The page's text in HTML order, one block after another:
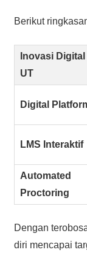
Berikut
Inovasi Digital
UT
Digital
LMS Interaktif
Automated
Proctoring
Dengan
diri mencapai